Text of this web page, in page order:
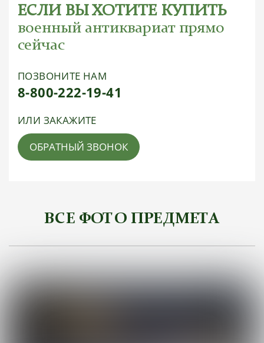
ЕСЛИ ВЫ ХОТИТЕ КУПИТЬ
военный антиквариат прямо
сейчас
ПОЗВОНИТЕ НАМ
8-800-222-19-41
ИЛИ ЗАКАЖИТЕ
ОБРАТНЫЙ ЗВОНОК
ВСЕ ФОТО ПРЕДМЕТА